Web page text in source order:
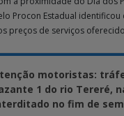
Procon Estadual
preços de serviços
motoristas:
1 do rio Tereré,
no fim de